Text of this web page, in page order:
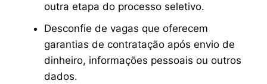
outra etapa do processo seletivo.
Desconfie de vagas que oferecem
garantias de contratação após envio de
dinheiro, informações pessoais ou outros
dados.